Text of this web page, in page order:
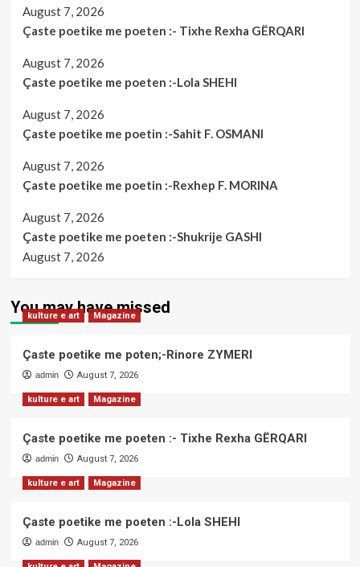
August 7, 2026
Çaste poetike me poeten :- Tixhe Rexha GËRQARI
August 7, 2026
Çaste poetike me poeten :-Lola SHEHI
August 7, 2026
Çaste poetike me poetin :-Sahit F. OSMANI
August 7, 2026
Çaste poetike me poetin :-Rexhep F. MORINA
August 7, 2026
Çaste poetike me poeten :-Shukrije GASHI
August 7, 2026
You may have missed
kulture e art Magazine
Çaste poetike me poten;-Rinore ZYMERI
admin August 7, 2026
kulture e art Magazine
Çaste poetike me poeten :- Tixhe Rexha GËRQARI
admin August 7, 2026
kulture e art Magazine
Çaste poetike me poeten :-Lola SHEHI
admin August 7, 2026